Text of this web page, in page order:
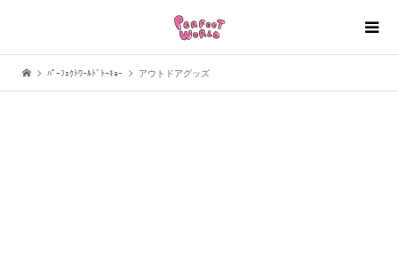
ﾊﾟｰﾌｪｸﾄﾜｰﾙﾄﾞﾄｰｷｮｰ アウトドアグッズ